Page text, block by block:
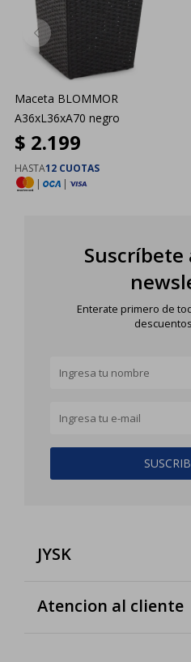
Maceta BLOMMOR
A36xL36xA70 negro
$ 2.199
HASTA12 CUOTAS
|
|
Enterate primero de
JYSK
Atencion al cliente